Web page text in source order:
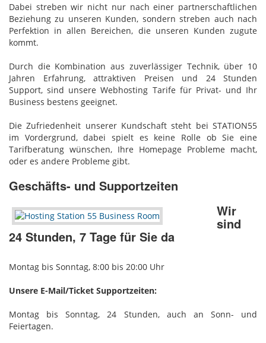
Dabei streben wir nicht nur nach einer partnerschaftlichen
Beziehung zu unseren Kunden, sondern streben auch nach
Perfektion in allen Bereichen, die unseren Kunden zugute
kommt.
Durch die Kombination aus zuverlässiger Technik, über 10
Jahren Erfahrung, attraktiven Preisen und 24 Stunden
Support, sind unsere Webhosting Tarife für Privat- und Ihr
Business bestens geeignet.
Die Zufriedenheit unserer Kundschaft steht bei STATION55
im Vordergrund, dabei spielt es keine Rolle ob Sie eine
Tarifberatung wünschen, Ihre Homepage Probleme macht,
oder es andere Probleme gibt.
Geschäfts- und Supportzeiten
Wir
sind
24 Stunden, 7 Tage für Sie da
Montag bis Sonntag, 8:00 bis 20:00 Uhr
Unsere E-Mail/Ticket Supportzeiten:
Montag bis Sonntag, 24 Stunden, auch an Sonn- und
Feiertagen.